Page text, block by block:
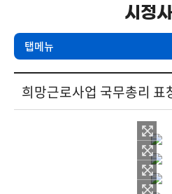
시정
탭메뉴
희망근로사업 국무총리 표